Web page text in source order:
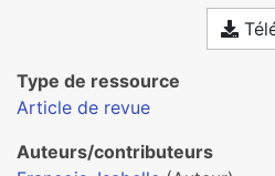
Type de ressource
Article de revue
Auteurs/contributeurs